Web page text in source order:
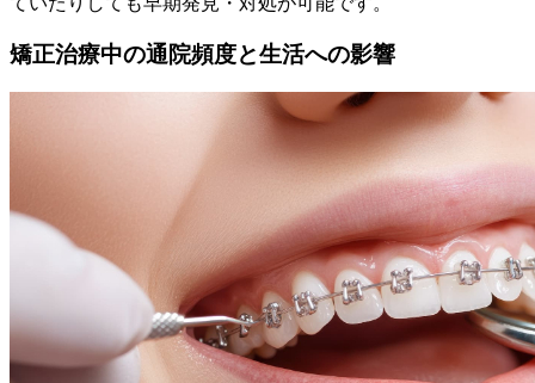
矯正治療中の通院頻度と生活への影響